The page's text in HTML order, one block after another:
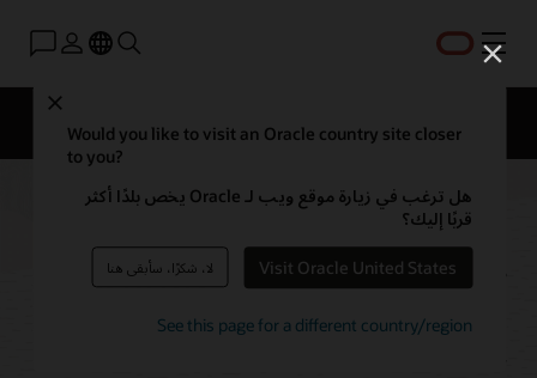
القائمة
Would you like to visit an Oracle country site closer
to you?
هل ترغب في زيارة موقع ويب لـ Oracle يخص بلدًا أكثر
قربًا إليك؟
Visit Oracle United States لا، شكرًا، سأبقى هنا
See this page for a different country/region
تقنيات ترحيل Oracle
Database